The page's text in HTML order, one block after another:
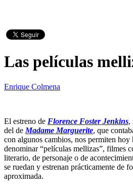
Las películas
Enrique Colmena
El estreno de Florence Foster Jenkins,
del de Madame Marguerite, que
con algunos cambios, nos permiten
denominar “películas mellizas”, filmes
literario, de personaje o de
se ruedan y estrenan prácticamente de
aproximada.